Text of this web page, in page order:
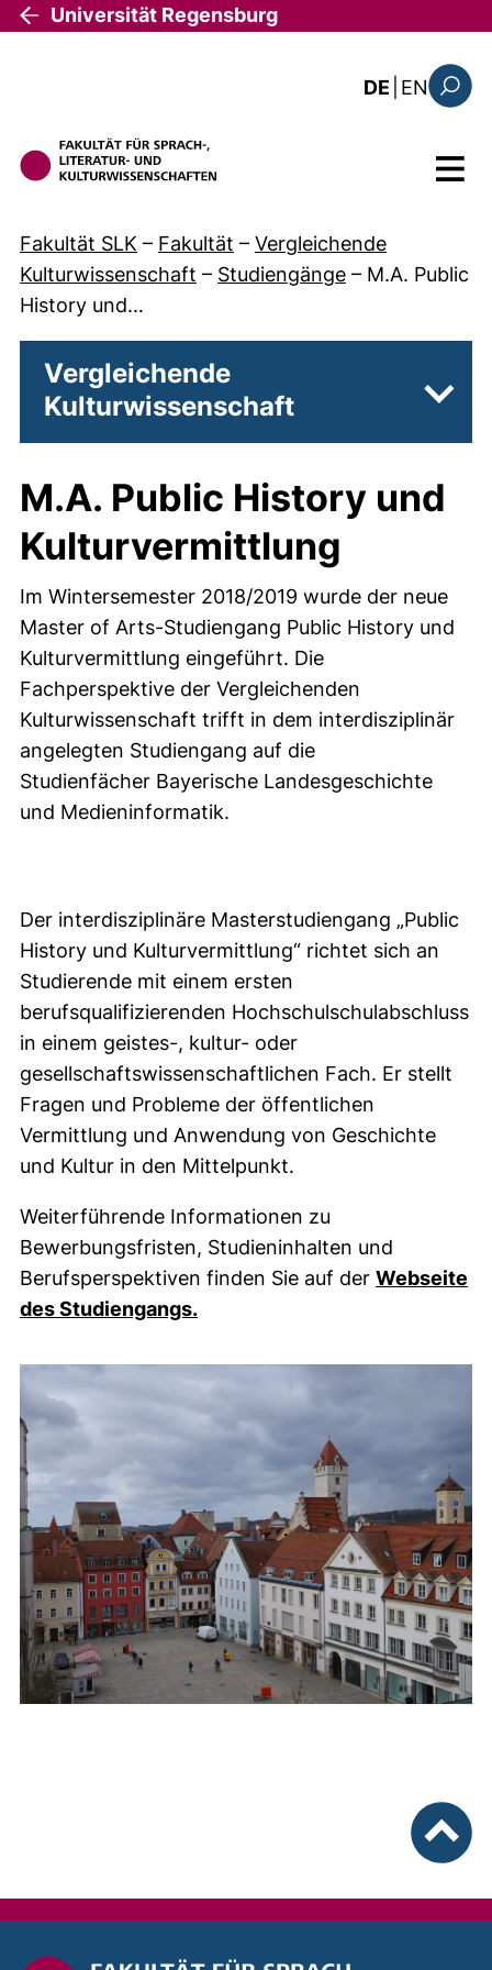
Direkt zum Inhalt
Universität Regensburg
DE EN: the
Menü
Fakultät SLK – Fakultät – Vergleichende
Kulturwissenschaft – Studiengänge – M.A. Public
History und…
Vergleichende
Kulturwissenschaft
M.A. Public History und
Kulturvermittlung
Im Wintersemester 2018/2019 wurde der neue
Master of Arts-Studiengang Public History und
Kulturvermittlung eingeführt. Die
Fachperspektive der Vergleichenden
Kulturwissenschaft trifft in dem interdisziplinär
angelegten Studiengang auf die
Studienfächer Bayerische Landesgeschichte
und Medieninformatik.
Der interdisziplinäre Masterstudiengang „Public
History und Kulturvermittlung“ richtet sich an
Studierende mit einem ersten
berufsqualifizierenden Hochschulschulabschluss
in einem geistes-, kultur- oder
gesellschaftswissenschaftlichen Fach. Er stellt
Fragen und Probleme der öffentlichen
Vermittlung und Anwendung von Geschichte
und Kultur in den Mittelpunkt.
Weiterführende Informationen zu
Bewerbungsfristen, Studieninhalten und
Berufsperspektiven finden Sie auf der Webseite
des Studiengangs.